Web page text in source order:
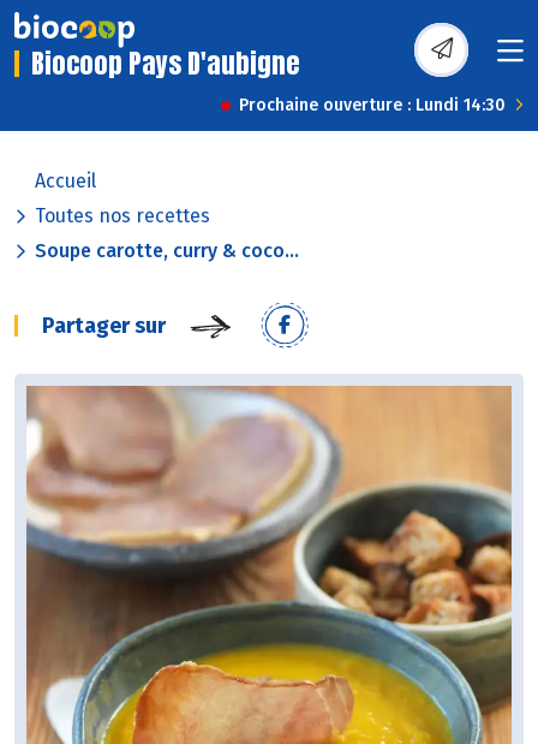
Biocoop Pays D'aubigne
Prochaine ouverture : Lundi 14:30
Accueil
Toutes nos recettes
Soupe carotte, curry & coco...
Partager sur